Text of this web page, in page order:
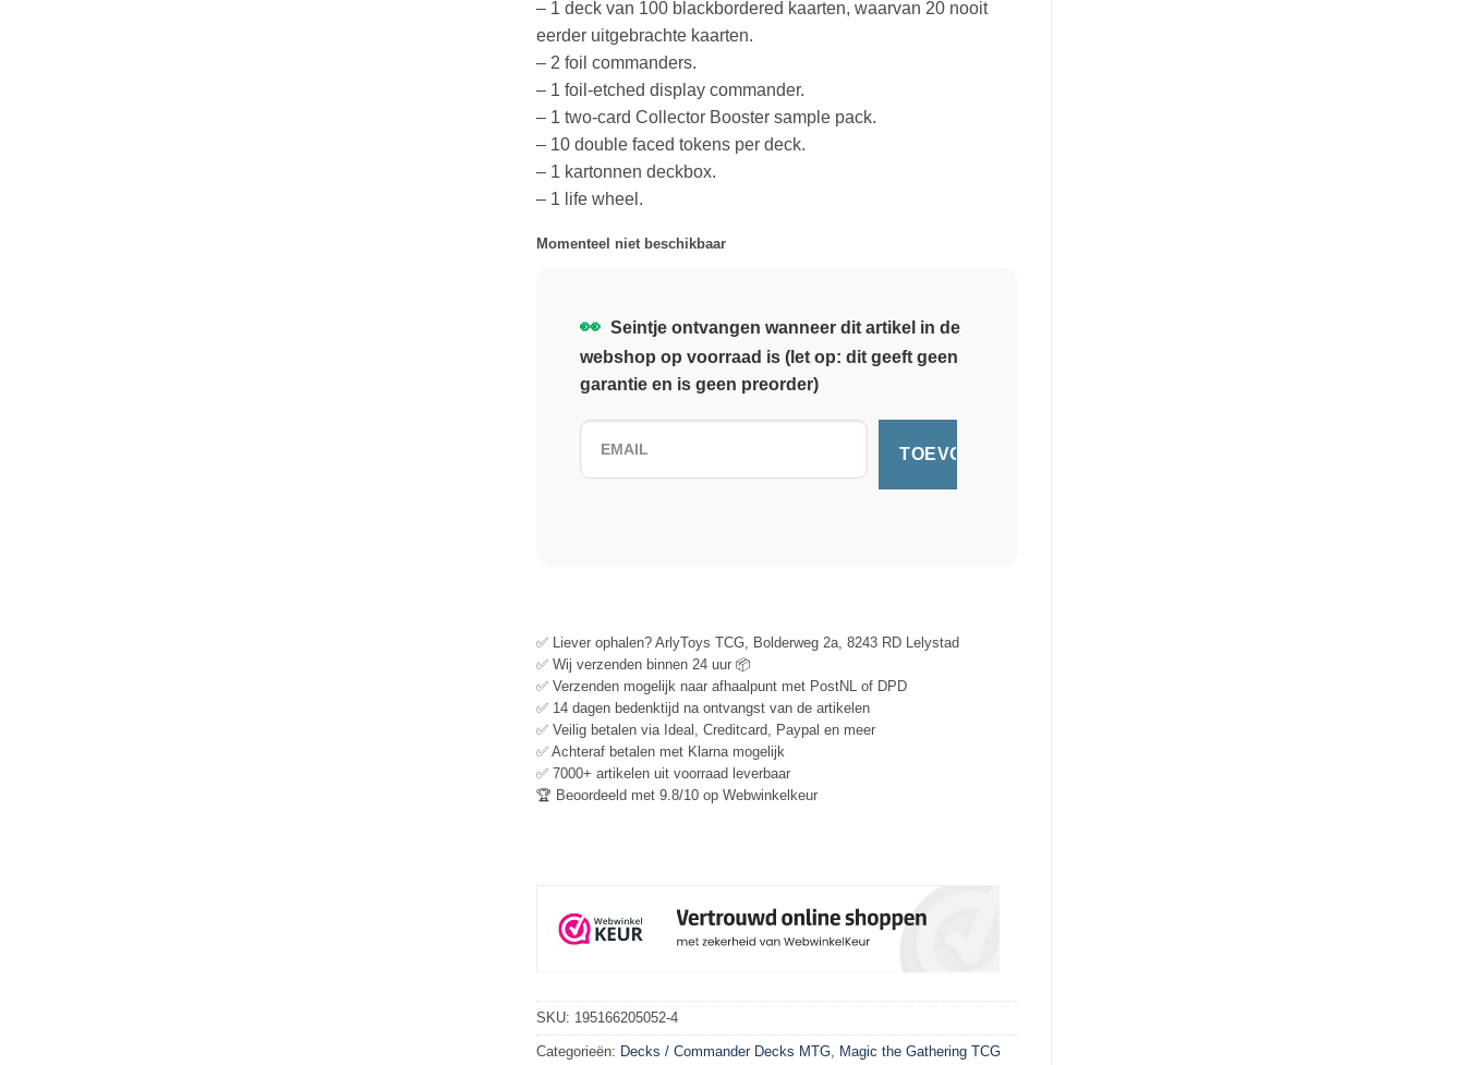
– 1 deck van 100 blackbordered kaarten, waarvan 20 nooit
eerder uitgebrachte kaarten.
– 2 foil commanders.
– 1 foil-etched display commander.
– 1 two-card Collector Booster sample pack.
– 10 double faced tokens per deck.
– 1 kartonnen deckbox.
– 1 life wheel.
Momenteel niet beschikbaar
👀 Seintje ontvangen wanneer dit artikel in de
webshop op voorraad is (let op: dit geeft geen
garantie en is geen preorder)
✅ Liever ophalen? ArlyToys TCG, Bolderweg 2a, 8243 RD Lelystad
✅ Wij verzenden binnen 24 uur 📦
✅ Verzenden mogelijk naar afhaalpunt met PostNL of DPD
✅ 14 dagen bedenktijd na ontvangst van de artikelen
✅ Veilig betalen via Ideal, Creditcard, Paypal en meer
✅ Achteraf betalen met Klarna mogelijk
✅ 7000+ artikelen uit voorraad leverbaar
🏆 Beoordeeld met 9.8/10 op Webwinkelkeur
SKU: 195166205052-4
Categorieën: Decks / Commander Decks MTG, Magic the Gathering TCG